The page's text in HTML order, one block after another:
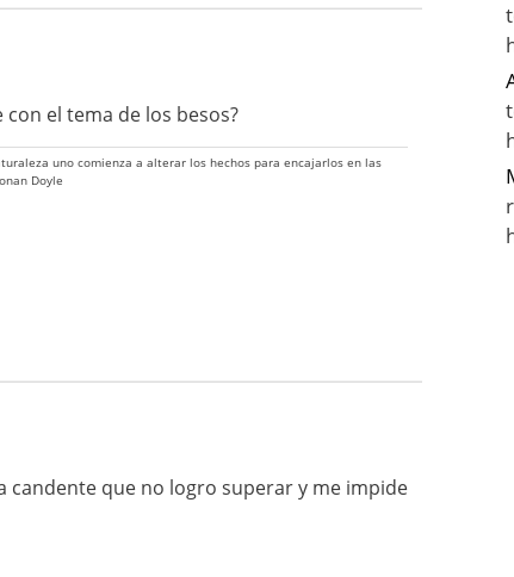
el tema de los besos?
uno comienza a alterar los hechos para encajarlos en las
Doyle
candente que no logro superar y me impide